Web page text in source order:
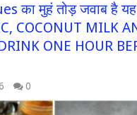
का मुहं तोड़ जवाब है
COCONUT MILK
ONE HOUR
0